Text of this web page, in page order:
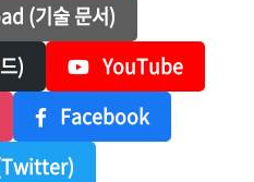
(기술 문서)
)
YouTube
Facebook